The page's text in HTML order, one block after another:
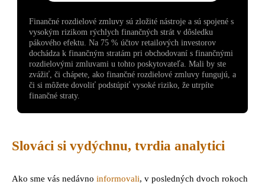
Finančné rozdielové zmluvy sú zložité nástroje a sú spojené s
vysokým rizikom rýchlych finančných strát v dôsledku
pákového efektu. Na 75 % účtov retailových investorov
dochádza k finančným stratám pri obchodovaní s finančnými
rozdielovými zmluvami u tohto poskytovateľa. Mali by ste
zvážiť, či chápete, ako finančné rozdielové zmluvy fungujú, a
či si môžete dovoliť podstúpiť vysoké riziko, že utrpíte
finančné straty.
Slováci si vydýchnu, tvrdia analytici
Ako sme vás nedávno informovali, v posledných dvoch rokoch